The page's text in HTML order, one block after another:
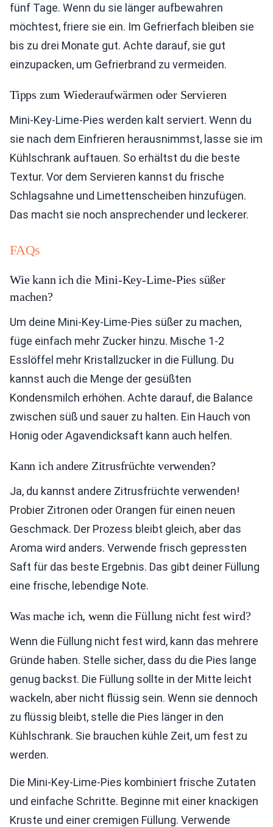
fünf Tage. Wenn du sie länger aufbewahren
möchtest, friere sie ein. Im Gefrierfach bleiben sie
bis zu drei Monate gut. Achte darauf, sie gut
einzupacken, um Gefrierbrand zu vermeiden.
Tipps zum Wiederaufwärmen oder Servieren
Mini-Key-Lime-Pies werden kalt serviert. Wenn du
sie nach dem Einfrieren herausnimmst, lasse sie im
Kühlschrank auftauen. So erhältst du die beste
Textur. Vor dem Servieren kannst du frische
Schlagsahne und Limettenscheiben hinzufügen.
Das macht sie noch ansprechender und leckerer.
FAQs
Wie kann ich die Mini-Key-Lime-Pies süßer
machen?
Um deine Mini-Key-Lime-Pies süßer zu machen,
füge einfach mehr Zucker hinzu. Mische 1-2
Esslöffel mehr Kristallzucker in die Füllung. Du
kannst auch die Menge der gesüßten
Kondensmilch erhöhen. Achte darauf, die Balance
zwischen süß und sauer zu halten. Ein Hauch von
Honig oder Agavendicksaft kann auch helfen.
Kann ich andere Zitrusfrüchte verwenden?
Ja, du kannst andere Zitrusfrüchte verwenden!
Probier Zitronen oder Orangen für einen neuen
Geschmack. Der Prozess bleibt gleich, aber das
Aroma wird anders. Verwende frisch gepressten
Saft für das beste Ergebnis. Das gibt deiner Füllung
eine frische, lebendige Note.
Was mache ich, wenn die Füllung nicht fest wird?
Wenn die Füllung nicht fest wird, kann das mehrere
Gründe haben. Stelle sicher, dass du die Pies lange
genug backst. Die Füllung sollte in der Mitte leicht
wackeln, aber nicht flüssig sein. Wenn sie dennoch
zu flüssig bleibt, stelle die Pies länger in den
Kühlschrank. Sie brauchen kühle Zeit, um fest zu
werden.
Die Mini-Key-Lime-Pies kombiniert frische Zutaten
und einfache Schritte. Beginne mit einer knackigen
Kruste und einer cremigen Füllung. Verwende